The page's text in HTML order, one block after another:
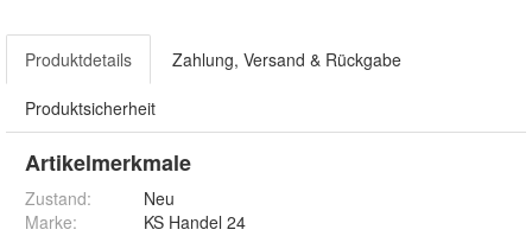
Produktdetails Zahlung, Versand & Rückgabe
Produktsicherheit
Artikelmerkmale
Zustand:
Neu
Marke:
KS Handel 24